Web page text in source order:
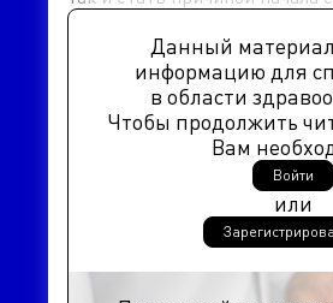
Данный
информацию для
в области
Чтобы продолжить
Вам
Войти
или